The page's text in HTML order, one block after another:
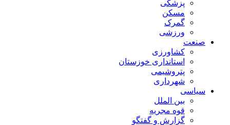
پزشکی
مسکن
گمرک
ورزشی
صنعت
کشاورزی
استانداری خوزستان
پتروشیمی
شهرداری
سیاسی
بین الملل
قوه مجریه
گزارش و گفتگو